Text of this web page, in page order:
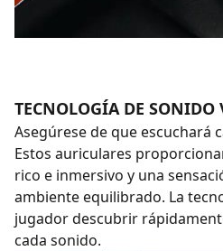
TECNOLOGÍA DE SONIDO
Asegúrese de que escuchará
Estos auriculares
rico e inmersivo y una
ambiente equilibrado. La
jugador descubrir
cada sonido.